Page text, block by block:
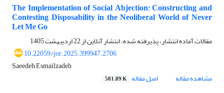
The Implementation of Social Abjection: Constructing and
Contesting Disposability in the Neoliberal World of Never
Let Me Go
مقالات آماده انتشار، پذیرفته شده، انتشار آنلاین از22 اردیبهشت 1405
10.22059/jor.2025.399947.2706
Saeedeh Esmailzadeh
مشاهده مقاله
اصل مقاله 581.89 K